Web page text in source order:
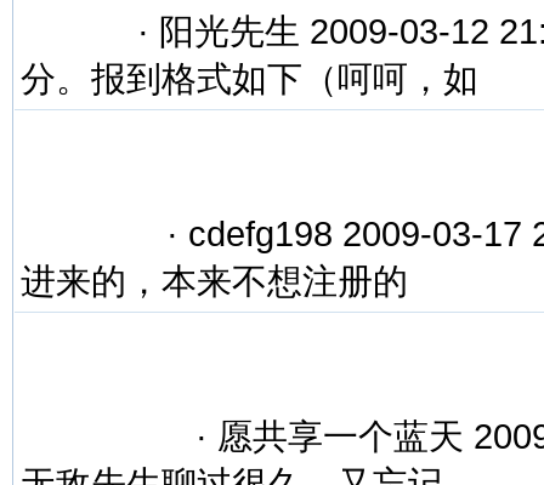
· 阳光先生 2009-03-12
分。报到格式如下（呵呵，如
· cdefg198 2009-03-17
进来的，本来不想注册的
· 愿共享一个蓝天